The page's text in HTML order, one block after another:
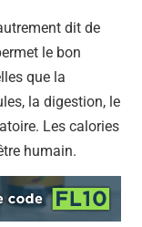
dit de
le bon
que la
la digestion, le
Les calories
humain.